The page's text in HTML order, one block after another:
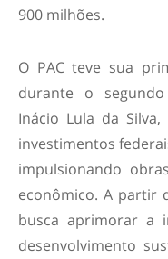
900 milhões.
O PAC teve sua
durante o
Inácio Lula da
investimentos
impulsionando
econômico. A partir
busca aprimorar a
desenvolvimento